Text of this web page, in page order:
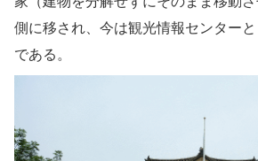
側に移され、今は観光情報センター
である。